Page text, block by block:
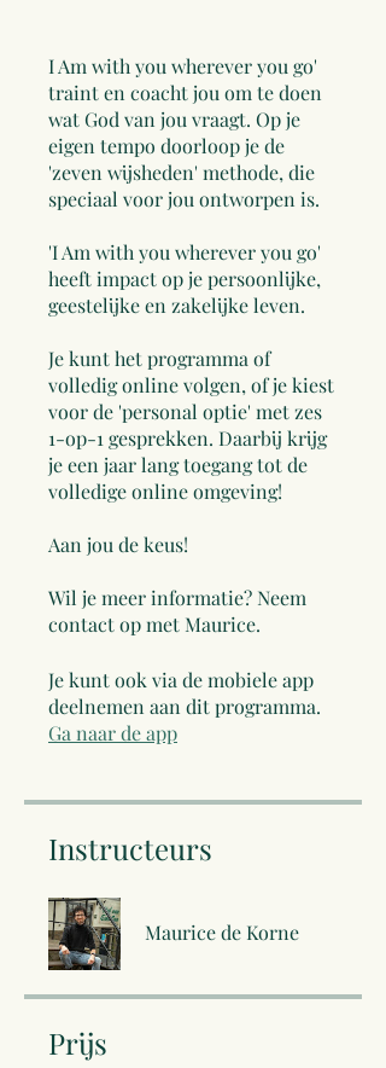
I Am with you wherever you go'
traint en coacht jou om te doen
wat God van jou vraagt. Op je
eigen tempo doorloop je de
'zeven wijsheden' methode, die
speciaal voor jou ontworpen is.
'I Am with you wherever you go'
heeft impact op je persoonlijke,
geestelijke en zakelijke leven.
Je kunt het programma of
volledig online volgen, of je kiest
voor de 'personal optie' met zes
1-op-1 gesprekken. Daarbij krijg
je een jaar lang toegang tot de
volledige online omgeving!
Aan jou de keus!
Wil je meer informatie? Neem
contact op met Maurice.
Je kunt ook via de mobiele app
deelnemen aan dit programma.
Ga naar de app
Instructeurs
Maurice de Korne
Prijs